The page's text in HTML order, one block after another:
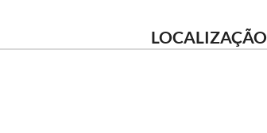
LOCALIZAÇÃO